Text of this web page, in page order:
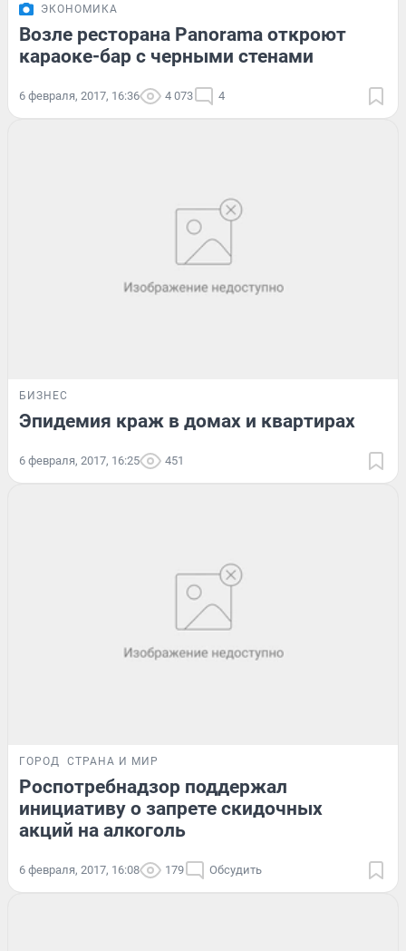
ЭКОНОМИКА
Возле ресторана Panorama откроют
караоке-бар с черными стенами
6 февраля, 2017, 16:36 4 073 4
БИЗНЕС
Эпидемия краж в домах и квартирах
6 февраля, 2017, 16:25 451
ГОРОД СТРАНА И МИР
Роспотребнадзор поддержал
инициативу о запрете скидочных
акций на алкоголь
6 февраля, 2017, 16:08 179 Обсудить